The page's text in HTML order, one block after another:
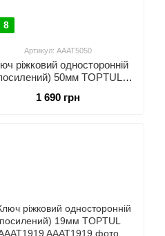
8
Артикул: AAAT5050
ріжковий односторонній
50мм TOPTUL
1 690 грн